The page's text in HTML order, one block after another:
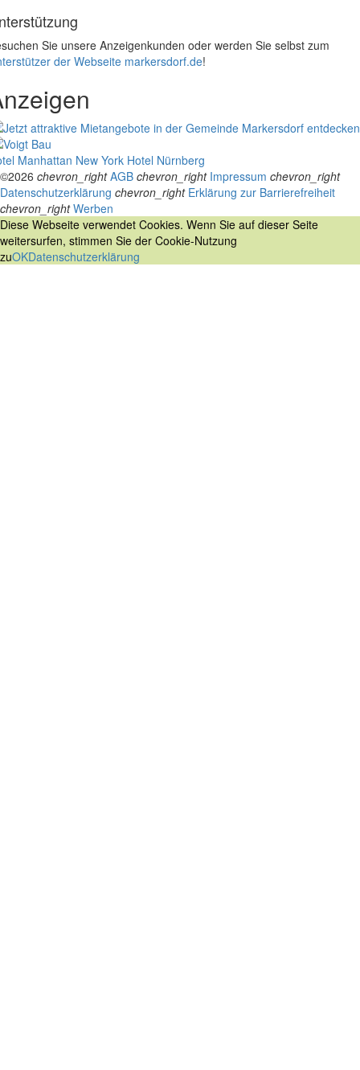
Sie unsere Anzeigenkunden oder werden Sie selbst zum
der Webseite markersdorf.de!
Manhattan New York Hotel Nürnberg
©2026 chevron_right AGB chevron_right Impressum chevron_right
Datenschutzerklärung chevron_right Erklärung zur Barrierefreiheit
chevron_right Werben
Diese Webseite verwendet Cookies. Wenn Sie auf dieser Seite
weitersurfen, stimmen Sie der Cookie-Nutzung
zuOKDatenschutzerklärung